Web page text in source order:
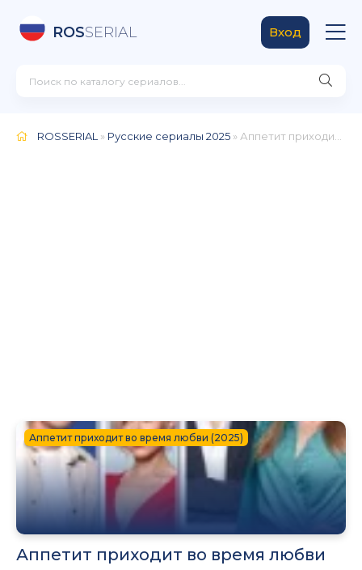
ROSSERIAL Вход
ROSSERIAL » Русские сериалы 2025 » Аппетит приходит во время любви (2025)
Аппетит приходит во время любви (2025)
Аппетит приходит во время любви